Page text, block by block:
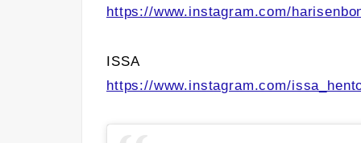
https://www.instagram.com/
ISSA
https://www.instagram.com/